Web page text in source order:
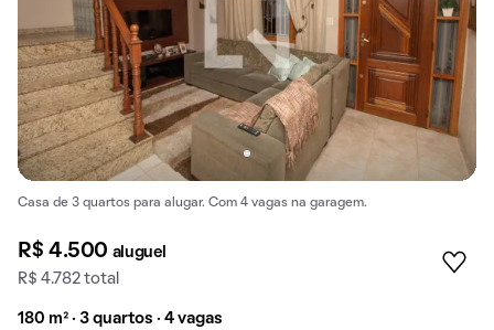
Casa de 3 quartos para alugar. Com 4 vagas na garagem.
R$ 4.500 aluguel
R$ 4.782 total
180 m² · 3 quartos · 4 vagas